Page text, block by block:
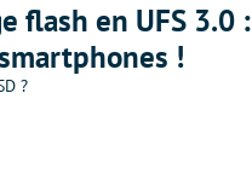
flash en UFS 3.0 :
!
?